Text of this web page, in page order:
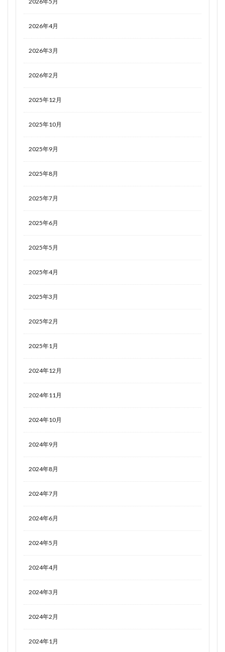
2026年4月
2026年3月
2026年2月
2025年12月
2025年10月
2025年9月
2025年8月
2025年7月
2025年6月
2025年5月
2025年4月
2025年3月
2025年2月
2025年1月
2024年12月
2024年11月
2024年10月
2024年9月
2024年8月
2024年7月
2024年6月
2024年5月
2024年4月
2024年3月
2024年2月
2024年1月